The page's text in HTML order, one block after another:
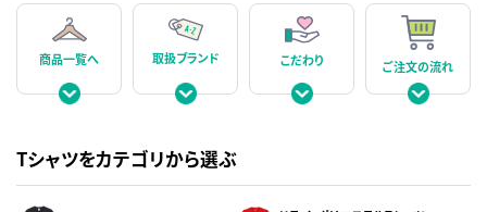
商品一覧へ 取扱ブランド こだわり ご注文の流れ
Tシャツをカテゴリから選ぶ